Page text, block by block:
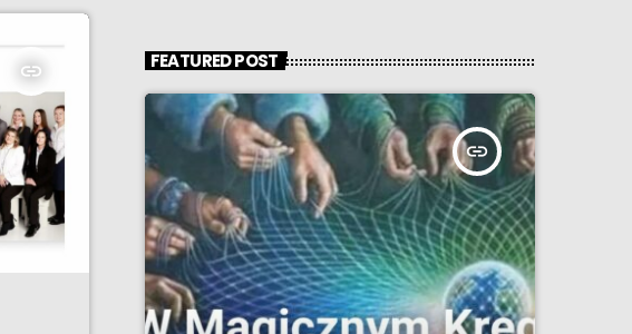
insert_link FEATURED POST
insert_link